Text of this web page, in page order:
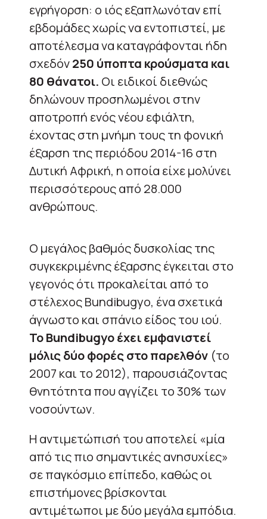
εγρήγορση: ο ιός εξαπλωνόταν επί
εβδομάδες χωρίς να εντοπιστεί, με
αποτέλεσμα να καταγράφονται ήδη
σχεδόν250 ύποπτα κρούσματα και
80 θάνατοι. Οι ειδικοί διεθνώς
δηλώνουν προσηλωμένοι στην
αποτροπή ενός νέου εφιάλτη,
έχοντας στη μνήμη τους τη φονική
έξαρση της περιόδου 2014-16 στη
Δυτική Αφρική, η οποία είχε μολύνει
περισσότερους από 28.000
ανθρώπους.
Ο μεγάλος βαθμός δυσκολίας της
συγκεκριμένης έξαρσης έγκειται στο
γεγονός ότι προκαλείται από το
στέλεχος Bundibugyo, ένα σχετικά
άγνωστο και σπάνιο είδος του ιού.
Το Bundibugyo έχει εμφανιστεί
μόλις δύο φορές στο παρελθόν (το
2007 και το 2012), παρουσιάζοντας
θνητότητα που αγγίζει το 30% των
νοσούντων.
Η αντιμετώπισή του αποτελεί «μία
από τις πιο σημαντικές ανησυχίες»
σε παγκόσμιο επίπεδο, καθώς οι
επιστήμονες βρίσκονται
αντιμέτωποι με δύο μεγάλα εμπόδια.